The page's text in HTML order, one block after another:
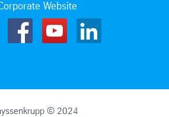
Website
© 2024